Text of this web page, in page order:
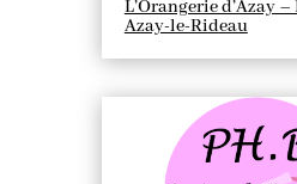
L’Orangerie d’Azay
Azay-le-Rideau